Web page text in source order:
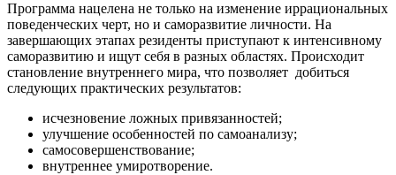
Программа нацелена не только на изменение иррациональных
поведенческих черт, но и саморазвитие личности. На
завершающих этапах резиденты приступают к интенсивному
саморазвитию и ищут себя в разных областях. Происходит
становление внутреннего мира, что позволяет добиться
следующих практических результатов:
исчезновение ложных привязанностей;
улучшение особенностей по самоанализу;
самосовершенствование;
внутреннее умиротворение.